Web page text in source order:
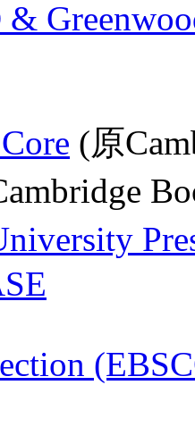
(原